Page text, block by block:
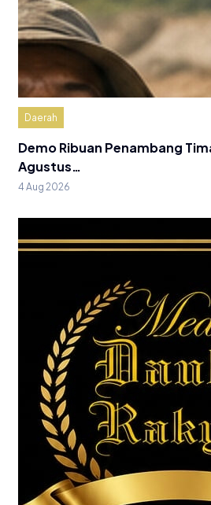
Daerah
Demo Ribuan Penambang
Agustus…
4 Aug 2026